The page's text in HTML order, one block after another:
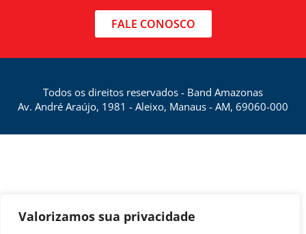
Valorizamos sua privacidade
FALE CONOSCO
Todos os direitos reservados - Band Amazonas
Av. André Araújo, 1981 - Aleixo, Manaus - AM, 69060-000